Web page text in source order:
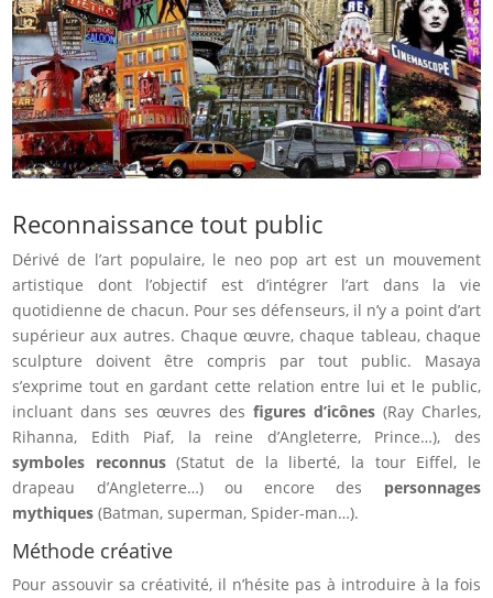
Reconnaissance tout public
Dérivé de l’art populaire, le neo pop art est un mouvement
artistique dont l’objectif est d’intégrer l’art dans la vie
quotidienne de chacun. Pour ses défenseurs, il n’y a point d’art
supérieur aux autres. Chaque œuvre, chaque tableau, chaque
sculpture doivent être compris par tout public. Masaya
s’exprime tout en gardant cette relation entre lui et le public,
incluant dans ses œuvres des figures d’icônes(Ray Charles,
Rihanna, Edith Piaf, la reine d’Angleterre, Prince…), des
symboles reconnus(Statut de la liberté, la tour Eiffel, le
drapeau d’Angleterre…) ou encore des personnages
mythiques (Batman, superman, Spider-man…).
Méthode créative
Pour assouvir sa créativité, il n’hésite pas à introduire à la fois